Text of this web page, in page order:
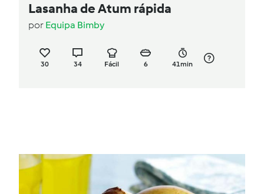
Lasanha de Atum rápida
por Equipa Bimby
30 34 Fácil 6 41min